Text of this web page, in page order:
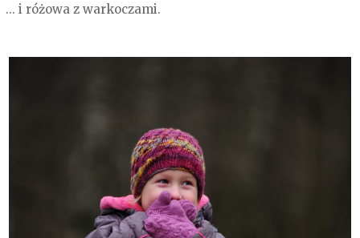
... i różowa z warkoczami.